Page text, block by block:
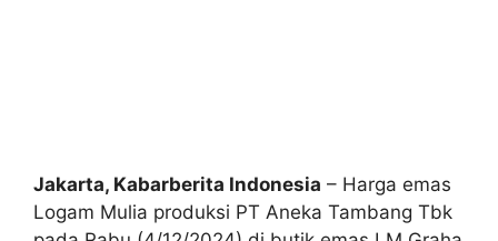
Jakarta, Kabarberita Indonesia – Harga emas
Logam Mulia produksi PT Aneka Tambang Tbk